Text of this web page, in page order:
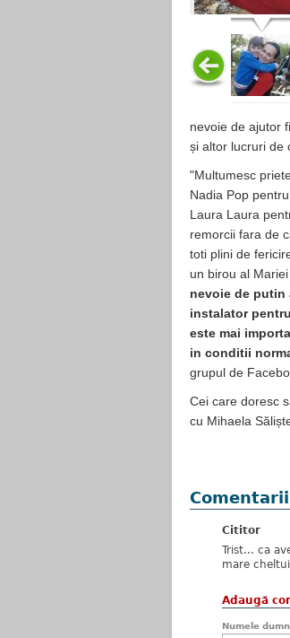
nevoie de ajutor
și altor lucruri de
"Multumesc
Nadia Pop
Laura Laura
remorcii fara de
toti plini de
un birou al
nevoie de putin
instalator
este mai
in conditii
grupul de
Cei care doresc
cu Mihaela
Comentarii
Cititor
Trist... ca
mare
Adaugă
Numele